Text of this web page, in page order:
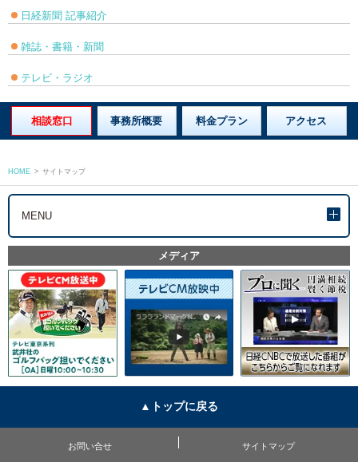
日経新聞 記事紹介
雑誌・書籍・新聞
テレビ・ラジオ
相談窓口 事務所概要 料金プラン アクセス
HOME > サイトマップ
MENU
メディア
▲トップに戻る
お問い合せ サイトマップ